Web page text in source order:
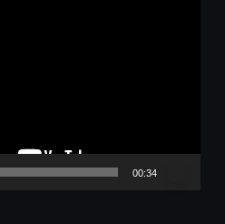
00:34